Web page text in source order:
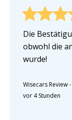
Die
obwohl die
wurde!
Wisecars Review-
vor 4 Stunden